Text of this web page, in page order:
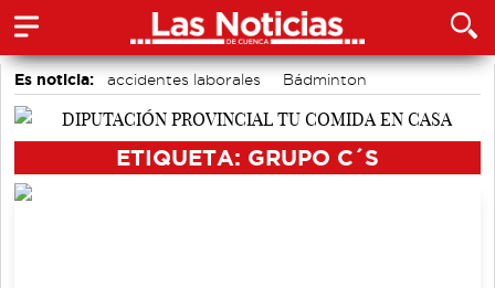
Es noticia: accidentes laborales
Bádminton
Medio Ambiente
ETIQUETA: GRUPO C´S